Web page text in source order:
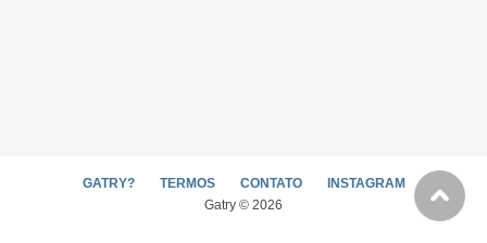
GATRY? TERMOS CONTATO
INSTAGRAM
Gatry © 2026